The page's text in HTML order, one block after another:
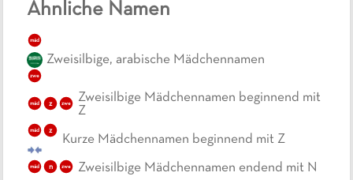
Ähnliche Namen
mäd
zwe
Zweisilbige, arabische Mädchennamen
mäd z zwe
Zweisilbige Mädchennamen beginnend mit
Z
mäd z
Kurze Mädchennamen beginnend mit Z
mäd n zwe Zweisilbige Mädchennamen endend mit N